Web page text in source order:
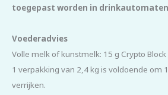
toegepast worden in
Voederadvies
Volle melk of kunstmelk: 15 g Crypto
1 verpakking van 2,4 kg is voldoende om
verrijken.